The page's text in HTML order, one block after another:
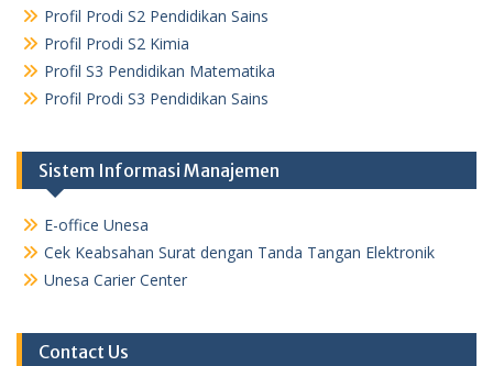
Profil Prodi S2 Pendidikan Sains
Profil Prodi S2 Kimia
Profil S3 Pendidikan Matematika
Profil Prodi S3 Pendidikan Sains
Sistem Informasi Manajemen
E-office Unesa
Cek Keabsahan Surat dengan Tanda Tangan Elektronik
Unesa Carier Center
Contact Us